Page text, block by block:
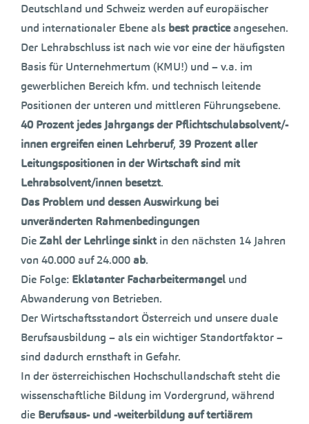
Deutschland und Schweiz werden auf europäischer
und internationaler Ebene als best practiceangesehen.
Der Lehrabschluss ist nach wie vor eine der häufigsten
Basis für Unternehmertum (KMU!) und – v.a. im
gewerblichen Bereich kfm. und technisch leitende
Positionen der unteren und mittleren Führungsebene.
40 Prozent jedes Jahrgangs der Pflichtschulabsolvent/-
innen ergreifen einen Lehrberuf, 39 Prozent aller
Leitungspositionen in der Wirtschaft sind mit
Lehrabsolvent/innen besetzt.
Das Problem und dessen Auswirkung bei
unveränderten Rahmenbedingungen
DieZahl der Lehrlinge sinktin den nächsten 14 Jahren
von 40.000 auf 24.000ab.
Die Folge: Eklatanter Facharbeitermangel und
Abwanderung von Betrieben.
Der Wirtschaftsstandort Österreich und unsere duale
Berufsausbildung – als ein wichtiger Standortfaktor –
sind dadurch ernsthaft in Gefahr.
In der österreichischen Hochschullandschaft steht die
wissenschaftliche Bildung im Vordergrund, während
die Berufsaus- und -weiterbildung auf tertiärem